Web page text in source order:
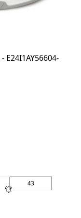
E24I1AY56604-
43